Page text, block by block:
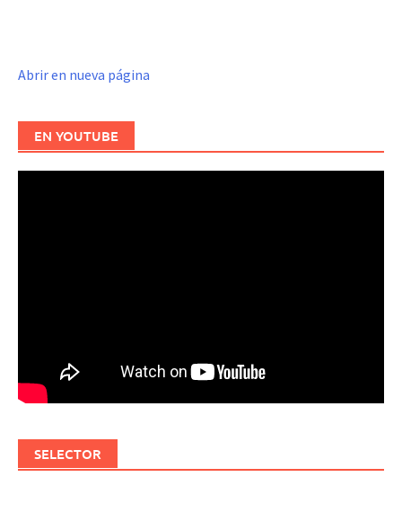
Abrir en nueva página
EN YOUTUBE
SELECTOR